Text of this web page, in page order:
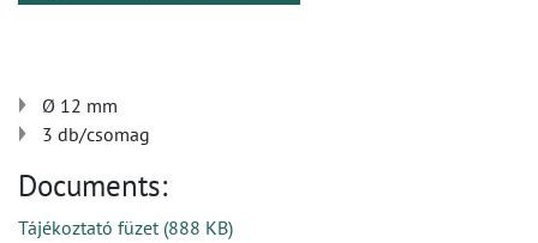
Ø 12 mm
3 db/csomag
Documents:
Tájékoztató füzet(888 KB)